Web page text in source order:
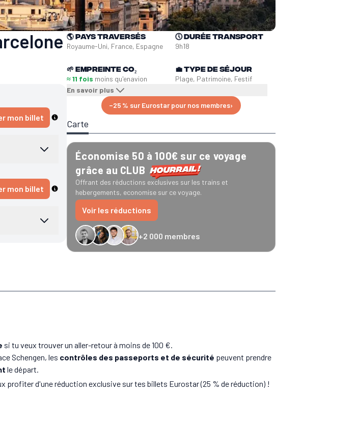
mon billet
mon billet
🌎 Pays traversés
Royaume-Uni, France, Espagne
🕔Durée transport
9h18
🌱 Empreinte CO₂
≈ 11 fois moins qu'enavion
En savoir plus
💼Type de séjour
Plage, Patrimoine, Festif
−25 % sur Eurostar pour nos membres›
Carte
Économise 50 à 100€ sur ce voyage
grâce au CLUB
Offrant des réductions exclusives sur les trains et
hebergements, economise sur ce voyage.
Voir les réductions
+2 000 membres
−34 € GreenGo −20 % Caledonian Sleeper
si tu veux trouver un aller-retour à moins de 100 €.
Schengen, les contrôles des passeports et de sécurité peuvent prendre
le départ.
profiter d'une réduction exclusive sur tes billets Eurostar (25 % de réduction) !